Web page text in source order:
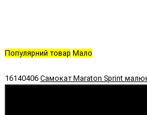
Популярний товар Мало
16140406 Самокат Maraton Sprint